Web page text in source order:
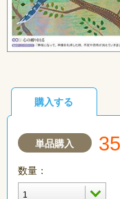
購入する
単品購入
数量：